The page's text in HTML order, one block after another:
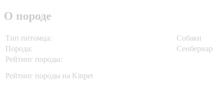
О породе
Тип питомца:
Собаки
Порода:
Сенбернар
Рейтинг породы:
Рейтинг породы на Kinpet